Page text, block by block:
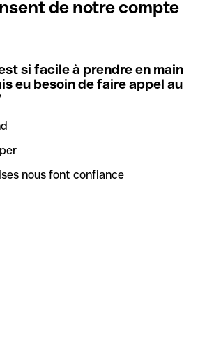
le code de l'une des succursales
sûr du code SWIFT que vous devriez
développé un outil de recherche de
de banque.
de codes SWIFT. Ainsi, vous pouvez
codes SWIFT avant de réaliser vos
de notre compte
si facile à prendre en main
eu besoin de faire appel au
nous font confiance